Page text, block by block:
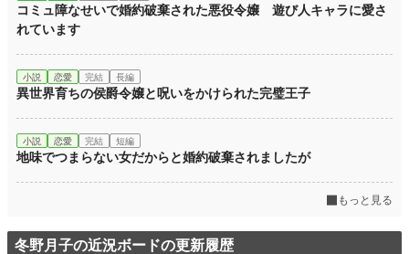
コミュ障なせいで婚約破棄された悪役令嬢 遊び人キャラに愛さ
れています
小説 恋愛 完結 長編
異世界育ちの侯爵令嬢と呪いをかけられた完璧王子
小説 恋愛 完結 短編
地味でつまらない女だからと婚約破棄されましたが
もっと見る
冬野月子の近況ボードの更新履歴